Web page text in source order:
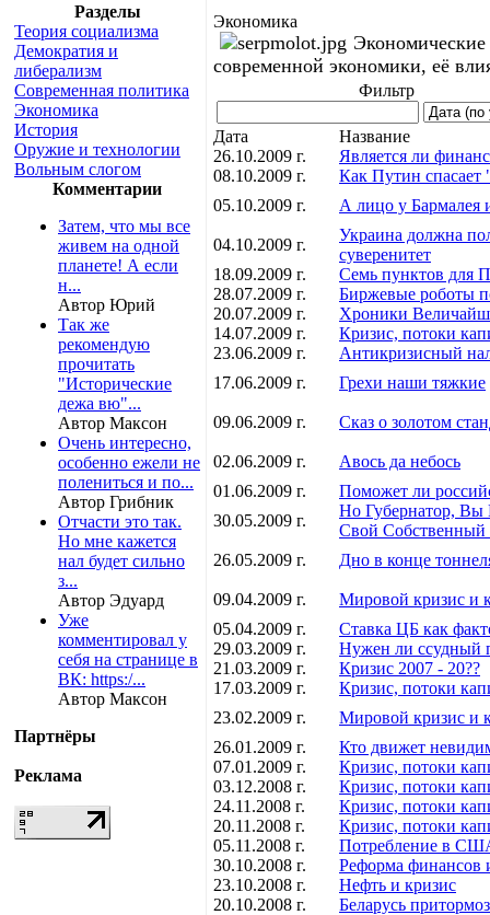
Разделы
Теория социализма
Демократия и
либерализм
Современная политика
Экономика
История
Оружие и технологии
Вольным слогом
Комментарии
Затем, что мы все
живем на одной
планете! А если
н...
Автор Юрий
Так же
рекомендую
прочитать
"Исторические
дежа вю"...
Автор Максон
Очень интересно,
особенно ежели не
полениться и по...
Автор Грибник
Отчасти это так.
Но мне кажется
нал будет сильно
з...
Автор Эдуард
Уже
комментировал у
себя на странице в
ВК: https:/...
Автор Максон
Партнёры
Реклама
Экономика
современной экономики, её
Фильтр
Дата
Название
26.10.2009 г.
Является ли
08.10.2009 г.
Как Путин
05.10.2009 г.
А лицо у Бармалея
04.10.2009 г.
Украина должна
суверенитет
18.09.2009 г.
Семь пунктов для
28.07.2009 г.
Биржевые роботы
20.07.2009 г.
Хроники
14.07.2009 г.
Кризис, потоки
23.06.2009 г.
Антикризисный
17.06.2009 г.
Грехи наши тяжкие
09.06.2009 г. Сказ о золотом
02.06.2009 г.
Авось да небось
01.06.2009 г.
Поможет ли
30.05.2009 г.
Но Губернатор, Вы
Свой Собственный
26.05.2009 г.
Дно в конце
09.04.2009 г.
Мировой кризис и
05.04.2009 г.
Ставка ЦБ как
29.03.2009 г.
Нужен ли ссудный
21.03.2009 г.
Кризис 2007 - 20??
17.03.2009 г.
Кризис, потоки
23.02.2009 г.
Мировой кризис и
26.01.2009 г.
Кто движет
07.01.2009 г.
Кризис, потоки
03.12.2008 г.
Кризис, потоки
24.11.2008 г.
Кризис, потоки
20.11.2008 г.
Кризис, потоки
05.11.2008 г.
Потребление в
30.10.2008 г.
Реформа финансов
23.10.2008 г.
Нефть и кризис
20.10.2008 г.
Беларусь